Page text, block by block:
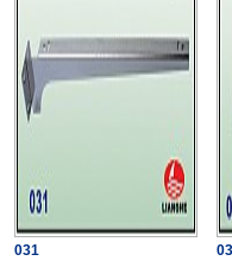
031